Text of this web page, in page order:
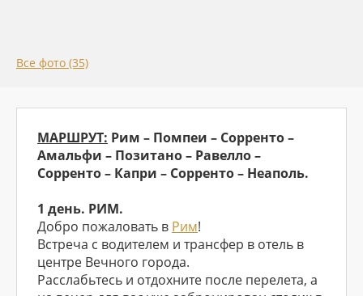
Все фото (35)
МАРШРУТ: Рим – Помпеи – Сорренто –
Амальфи – Позитано – Равелло –
Сорренто – Капри – Сорренто – Неаполь.
1 день. РИМ.
Добро пожаловать в Рим!
Встреча с водителем и трансфер в отель в
центре Вечного города.
Расслабьтесь и отдохните после перелета, а